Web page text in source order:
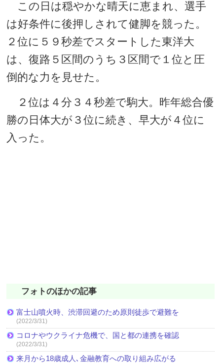
この日は穏やかな晴天に恵まれ、選手
は好条件に後押しされて健脚を競った。
２位に５９秒差でスタートした東洋大
は、復路５区間のうち３区間で１位と圧
倒的な力を見せた。
２位は４分３４秒差で駒大。昨年総合優
勝の日体大が３位に続き、早大が４位に
入った。
フォトのほかの記事
富士山噴火時、渋滞回避のため原則徒歩で避難を
(2022/3/31)
コロナやウクライナ危機で、国と都の連携を確認
(2022/3/31)
来月から18歳成人､金融教育への取り組み広がる